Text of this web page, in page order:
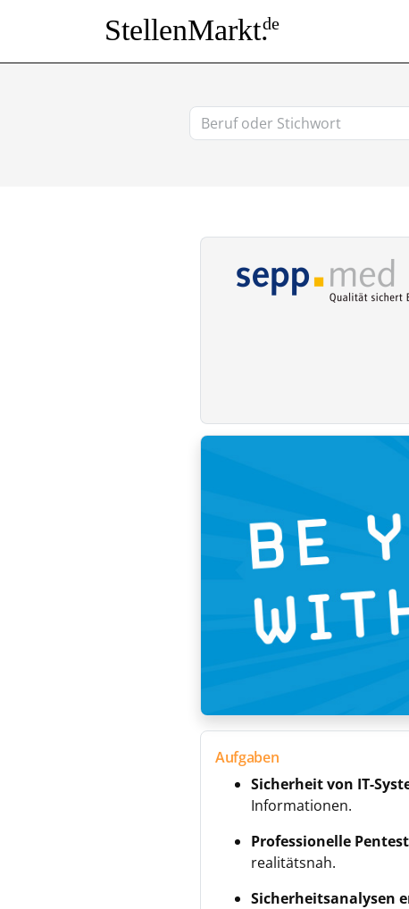
StellenMarkt.de
Aufgaben
Sicherheit von IT-
Informationen.
Professionelle
realitätsnah.
Sicherheitsanalysen